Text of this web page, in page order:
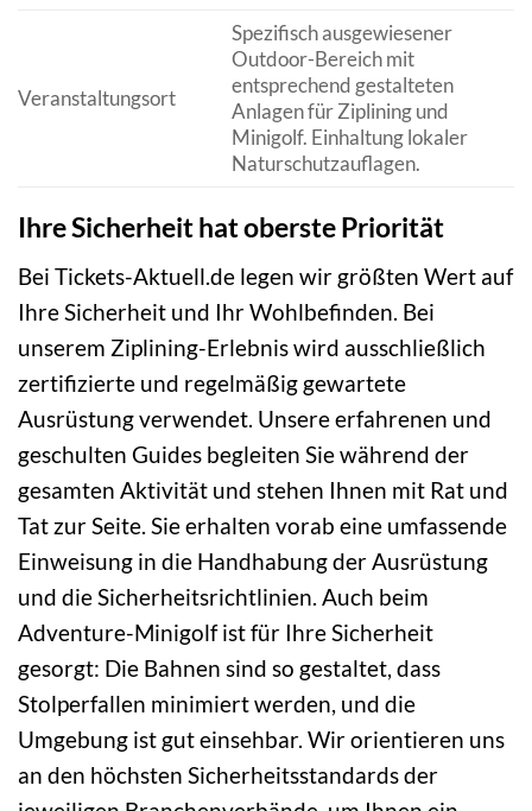
Veranstaltungsort
Spezifisch ausgewiesener
Outdoor-Bereich mit
entsprechend gestalteten
Anlagen für Ziplining und
Minigolf. Einhaltung lokaler
Naturschutzauflagen.
Ihre Sicherheit hat oberste Priorität
Bei Tickets-Aktuell.de legen wir größten Wert auf
Ihre Sicherheit und Ihr Wohlbefinden. Bei
unserem Ziplining-Erlebnis wird ausschließlich
zertifizierte und regelmäßig gewartete
Ausrüstung verwendet. Unsere erfahrenen und
geschulten Guides begleiten Sie während der
gesamten Aktivität und stehen Ihnen mit Rat und
Tat zur Seite. Sie erhalten vorab eine umfassende
Einweisung in die Handhabung der Ausrüstung
und die Sicherheitsrichtlinien. Auch beim
Adventure-Minigolf ist für Ihre Sicherheit
gesorgt: Die Bahnen sind so gestaltet, dass
Stolperfallen minimiert werden, und die
Umgebung ist gut einsehbar. Wir orientieren uns
an den höchsten Sicherheitsstandards der